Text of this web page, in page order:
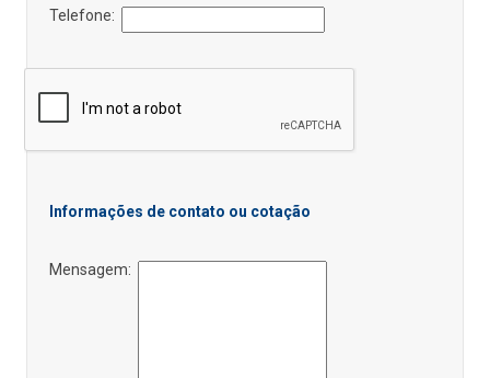
Telefone:
Informações de contato ou cotação
Mensagem: